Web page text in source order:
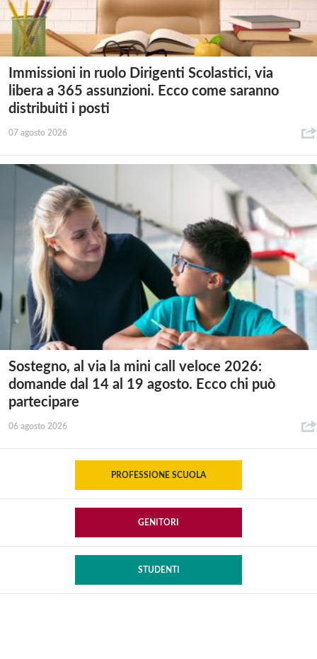
Immissioni in ruolo Dirigenti Scolastici, via
libera a 365 assunzioni. Ecco come saranno
distribuiti i posti
07 agosto 2026
Sostegno, al via la mini call veloce 2026:
domande dal 14 al 19 agosto. Ecco chi può
partecipare
06 agosto 2026
PROFESSIONE SCUOLA
GENITORI
STUDENTI